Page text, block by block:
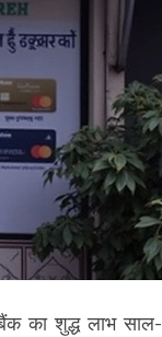
का शुद्ध लाभ साल-